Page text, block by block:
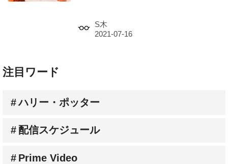
S木
注目ワード
ハリー・ポッター
配信スケジュール
Prime Video